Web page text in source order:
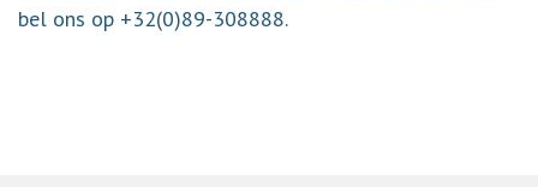
bel ons op +32(0)89-308888.